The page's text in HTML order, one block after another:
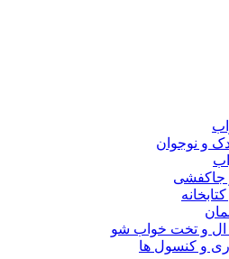
و نوجوان
جاکفشی
ال و تخت خواب شو
و کنسول ها